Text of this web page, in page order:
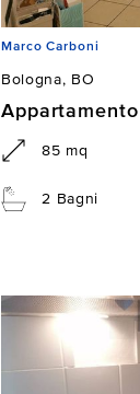
Marco Carboni
Bologna, BO
Appartamento
85 mq
2 Bagni